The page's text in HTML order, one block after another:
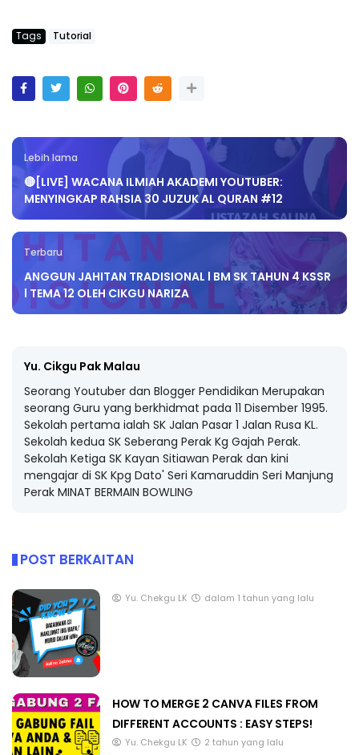
Tags Tutorial
Lebih lama
🔴[LIVE] WACANA ILMIAH AKADEMI YOUTUBER:
MENYINGKAP RAHSIA 30 JUZUK AL QURAN #12
Terbaru
ANGGUN JAHITAN TRADISIONAL l BM SK TAHUN 4 KSSR
l TEMA 12 OLEH CIKGU NARIZA
Yu. Cikgu Pak Malau
Seorang Youtuber dan Blogger Pendidikan Merupakan
seorang Guru yang berkhidmat pada 11 Disember 1995.
Sekolah pertama ialah SK Jalan Pasar 1 Jalan Rusa KL.
Sekolah kedua SK Seberang Perak Kg Gajah Perak.
Sekolah Ketiga SK Kayan Sitiawan Perak dan kini
mengajar di SK Kpg Dato' Seri Kamaruddin Seri Manjung
Perak MINAT BERMAIN BOWLING
POST BERKAITAN
Yu. Chekgu LK dalam 1 tahun yang lalu
HOW TO MERGE 2 CANVA FILES FROM
DIFFERENT ACCOUNTS : EASY STEPS!
Yu. Chekgu LK 2 tahun yang lalu